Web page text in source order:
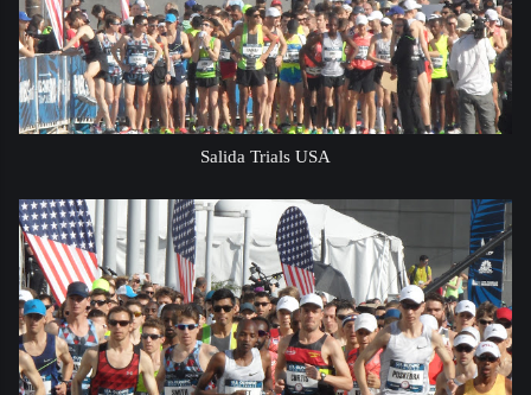
Salida Trials USA